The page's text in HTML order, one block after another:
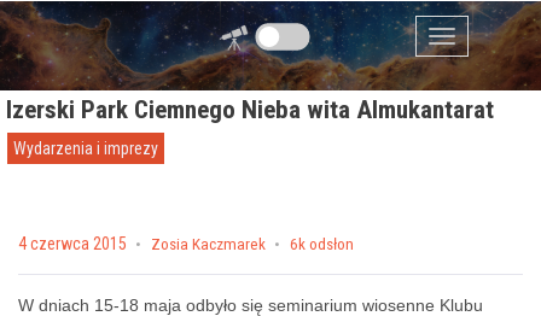
Przejdź do zawartości
Menu
Izerski Park Ciemnego Nieba wita Almukantarat
Wydarzenia i imprezy
Posted on
4 czerwca 2015 by Zosia Kaczmarek 6k odsłon
W dniach 15-18 maja odbyło się seminarium wiosenne Klubu